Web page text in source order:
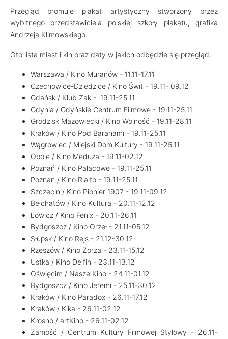
Przegląd promuje plakat artystyczny stworzony przez
wybitnego przedstawiciela polskiej szkoły plakatu, grafika
Andrzeja Klimowskiego.
Oto lista miast i kin oraz daty w jakich odbędzie się przegląd:
Warszawa / Kino Muranów - 11.11-17.11
Czechowice-Dziedzice / Kino Świt - 19.11- 09.12
Gdańsk / Klub Żak - 19.11-25.11
Gdynia / Gdyńskie Centrum Filmowe - 19.11-25.11
Grodzisk Mazowiecki / Kino Wolność - 19.11-28.11
Kraków / Kino Pod Baranami - 19.11-25.11
Wągrowiec / Miejski Dom Kultury - 19.11-25.11
Opole / Kino Meduza - 19.11-02.12
Poznań / Kino Pałacowe - 19.11-25.11
Poznań / Kino Rialto - 19.11-25.11
Szczecin / Kino Pionier 1907 - 19.11-09.12
Bełchatów / Kino Kultura - 20.11-12.12
Łowicz / Kino Fenix - 20.11-26.11
Bydgoszcz / Kino Orzeł - 21.11-05.12
Słupsk / Kino Rejs - 21.12-30.12
Rzeszów / Kino Zorza - 23.11-15.12
Ustka / Kino Delfin - 23.11-13.12
Oświęcim / Nasze Kino - 24.11-01.12
Bydgoszcz / Kino Jeremi - 25.11-30.12
Kraków / Kino Paradox - 26.11-17.12
Kraków / Kika - 26.11-02.12
Krosno / artKino - 26.11-02.12
Zamość / Centrum Kultury Filmowej Stylowy - 26.11-